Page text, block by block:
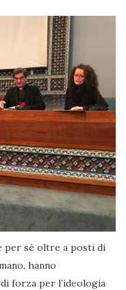
per sé oltre a posti di
hanno
forza per l’ideologia